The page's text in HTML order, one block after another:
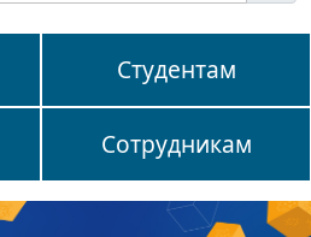
Студентам
Сотрудникам